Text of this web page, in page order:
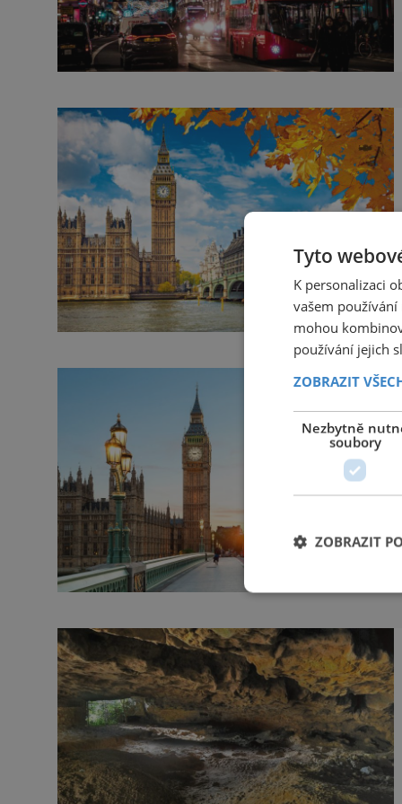
Tyto
K personalizaci
vašem
mohou
používání jejich
ZOBRAZIT
Nezbytně
soubory
ZOBRAZIT